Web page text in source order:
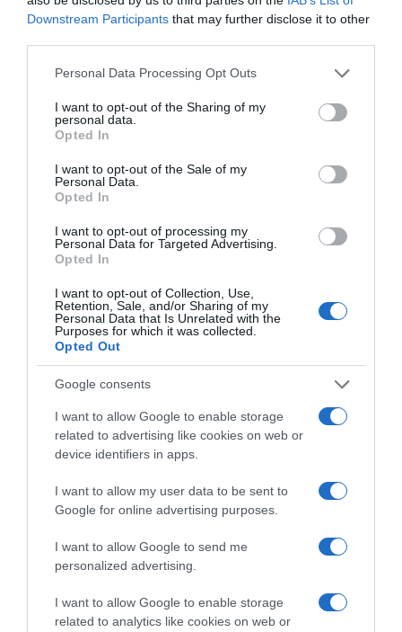
Downstream Participants that may further disclose it to other
Please note that this website/app uses one or more Google
not limited to your visit or usage behaviour. You may click to
grant or deny consent to Google and its third-party tags to
use your data for below specified purposes in below Google
consent section.
Personal Data Processing Opt Outs
I want to opt-out of the Sharing of my
personal data.
Opted In
I want to opt-out of the Sale of my
Personal Data.
Opted In
I want to opt-out of processing my
Personal Data for Targeted Advertising.
Opted In
I want to opt-out of Collection, Use,
Retention, Sale, and/or Sharing of my
Personal Data that Is Unrelated with the
Purposes for which it was collected.
Opted Out
Google consents
I want to allow Google to enable storage
related to advertising like cookies on web or
device identifiers in apps.
I want to allow my user data to be sent to
Google for online advertising purposes.
I want to allow Google to send me
personalized advertising.
I want to allow Google to enable storage
related to analytics like cookies on web or
Ιαπωνία: Ο τυφώνας Dolphin χτύπησε
την Οκινάουα – Ακυρώσεις πτήσεων,
τραυματίες και πάνω από 50.000
κτίρια χωρίς ρεύμα (βίντεο)
Η Κίνα έκλεισε λιμάνια κι ανέστειλε τη λειτουργία πλοίων
ΔΙΕΘΝΗ
Σοβαρή η επιδείνωση της υγείας του
Τζο Μπάιντεν: Ο καρκίνος έχει κάνει
μετάσταση στα οστά – “Έχει
αφόρητους πόνους”